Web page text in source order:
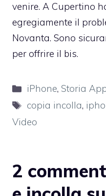
venire. A Cupertino
egregiamente il
Novanta. Sono
per offrire il bis.
Categorie
iPhone,Storia
Tag
copia incolla,
Video
2